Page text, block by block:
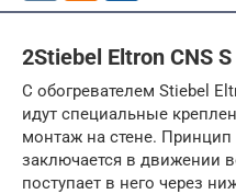
2Stiebel Eltron CNS S
С обогревателем Stiebel
идут специальные
монтаж на стене.
заключается в движении
поступает в него через